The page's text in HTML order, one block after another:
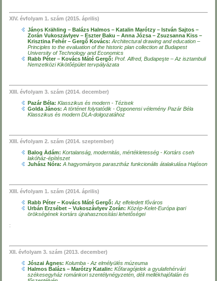
XIV. évfolyam 1. szám (2015. április)
János Krähling – Balázs Halmos – Katalin Marótzy – István Sajtos –
Zorán Vukoszávlyev – Eszter Baku – Anna Józsa – Zsuzsanna Kiss –
Krisztina Fehér – Gergő Kovács: Architectural drawing and education –
Principles to the evaluation of the historic plan collection at Budapest
University of Technology and Economics
Rabb Péter – Kovács Máté Gergő:Prof. Alfred, Budapeşte – Az isztambuli
Nemzetközi Kikötőépület tervpályázata
XIII. évfolyam 3. szám (2014. december)
Pazár Béla: Klasszikus és modern - Tézisek
Golda János: A történet folytatódik - Opponensi vélemény Pazár Béla
Klasszikus és modern DLA-dolgozatához
XIII. évfolyam 2. szám (2014. szeptember)
Balog Ádám:Kortalanság, modernitás, mértékletesség - Kortárs cseh
lakóház-építészet
Juhász Nóra: A hagyományos parasztház funkcionális átalakulása Hajóson
XIII. évfolyam 1. szám (2014. április)
Rabb Péter – Kovács Máté Gergő: Az elfeledett főváros
Urbán Erzsébet – Vukoszávlyev Zorán:Közép-Kelet-Európa ipari
örökségének kortárs újrahasznosítási lehetőségei
:
XII. évfolyam 3. szám (2013. december)
Jószai Ágnes:Kolumba - Az elmélyülés múzeuma
Halmos Balázs – Marótzy Katalin:Kőfaragójelek a gyulafehérvári
székesegyház románkori szentélynégyzetén, déli mellékhajófalán és